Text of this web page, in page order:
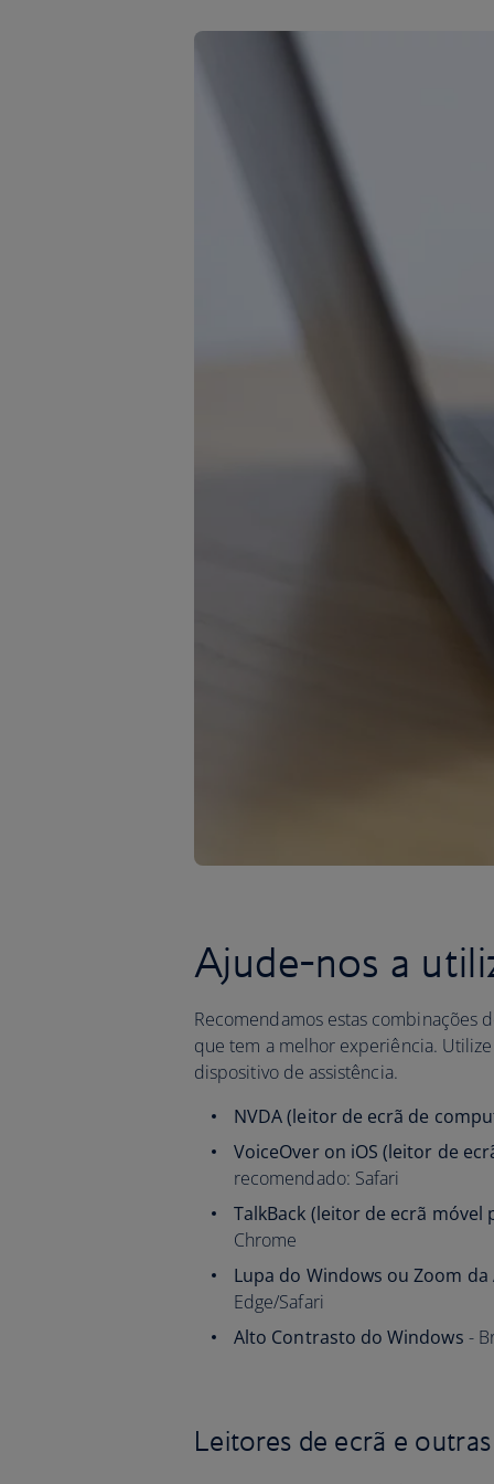
Ajude-nos a
Recomendamos estas combinações
que tem a melhor experiência.
dispositivo de assistência.
NVDA (leitor de ecrã de
VoiceOver on iOS (leitor de
recomendado: Safari
TalkBack (leitor de ecrã
Chrome
Lupa do Windows ou Zoom
Edge/Safari
Alto Contrasto do Windows -
Leitores de ecrã e